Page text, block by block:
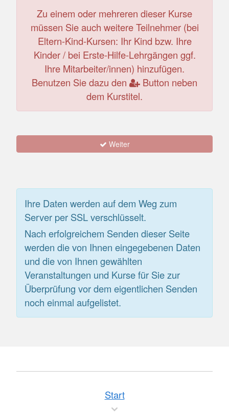
Zu einem oder mehreren dieser Kurse
müssen Sie auch weitere Teilnehmer (bei
Eltern-Kind-Kursen: Ihr Kind bzw. Ihre
Kinder / bei Erste-Hilfe-Lehrgängen ggf.
Ihre Mitarbeiter/innen) hinzufügen.
Benutzen Sie dazu den
Button neben
dem Kurstitel.
Weiter
Ihre Daten werden auf dem Weg zum
Server per SSL verschlüsselt.
Nach erfolgreichem Senden dieser Seite
werden die von Ihnen eingegebenen Daten
und die von Ihnen gewählten
Veranstaltungen und Kurse für Sie zur
Überprüfung vor dem eigentlichen Senden
noch einmal aufgelistet.
Start